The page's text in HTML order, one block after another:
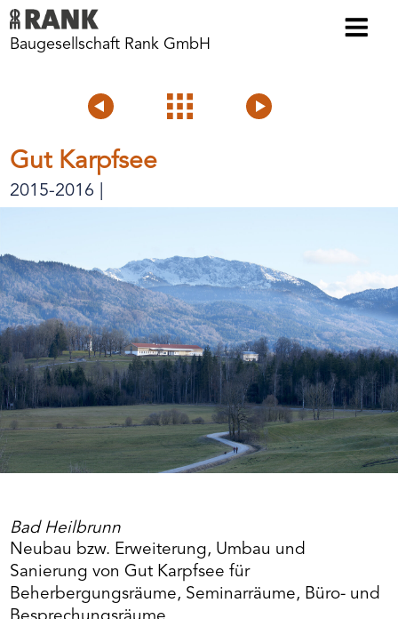
Baugesellschaft Rank GmbH
Voriges
Projektübersicht
Gut Karpfsee
2015-2016 |
Bad Heilbrunn
Neubau bzw. Erweiterung, Umbau und
Sanierung von Gut Karpfsee für
Beherbergungsräume, Seminarräume, Büro- und